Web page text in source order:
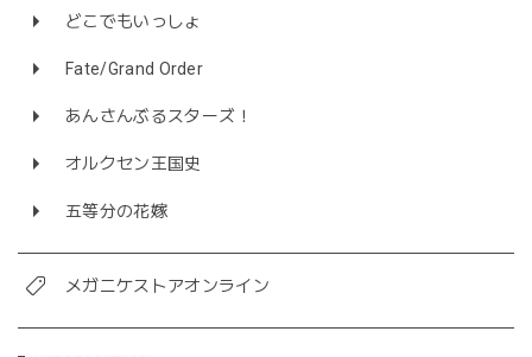
どこでもいっしょ
Fate/Grand Order
あんさんぶるスターズ！
オルクセン王国史
五等分の花嫁
メガニケストアオンライン